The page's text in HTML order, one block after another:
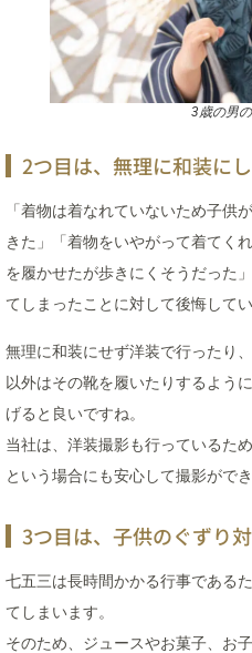
3歳の男
2つ目は、無理に和装に
「着物は着なれていないため子供
きた」「着物をいやがって着てく
を履かせたが歩きにくそうだった
てしまったことに対して後悔して
無理に和装にせず洋装で行ったり
以外はその靴を履いたりするよう
げると良いですね。
当社は、洋装撮影も行っているた
という場合にも安心して撮影ができ
3つ目は、子供のぐずり
七五三は長時間かかる行事である
てしまいます。
そのため、ジュースやお菓子、お